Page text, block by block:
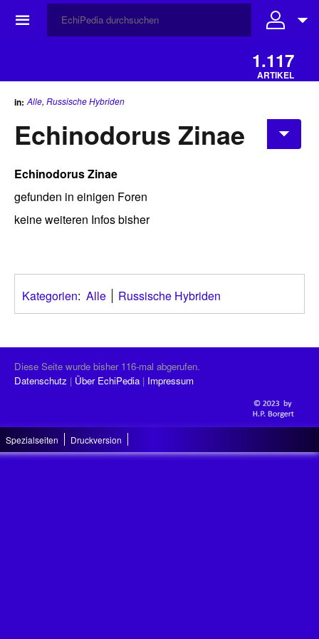
☰
1.117
ARTIKEL
in: Alle, Russische Hybriden
Echinodorus Zinae
Echinodorus Zinae
gefunden in einigen Foren
keine weiteren Infos bisher
Kategorien: Alle Russische Hybriden
Diese Seite wurde bisher 116-mal abgerufen.
Datenschutz
Über EchiPedia Impressum
Spezialseiten Druckversion